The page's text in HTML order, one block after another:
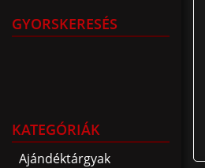
GYORSKERESÉS
KATEGÓRIÁK
Ajándéktárgyak